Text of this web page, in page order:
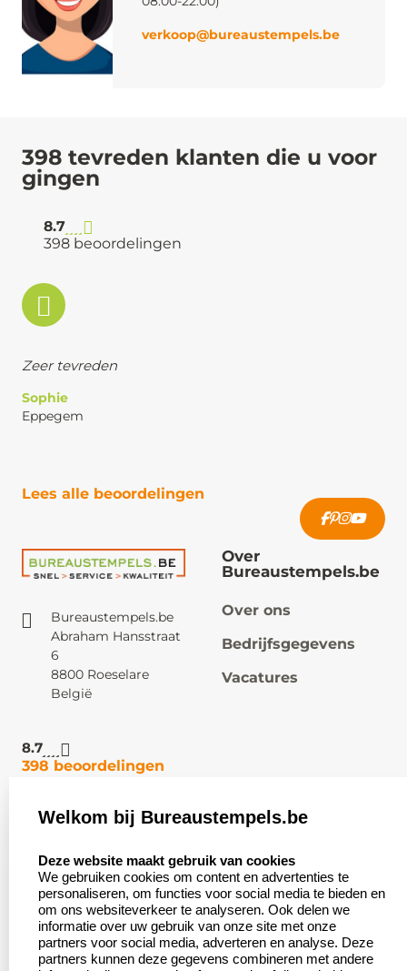
verkoop@bureaustempels.be
398 tevreden klanten die u voor
gingen
8.7
398 beoordelingen
Zeer tevreden
Sophie
Eppegem
Lees alle beoordelingen
Bureaustempels.be
Abraham Hansstraat
6
8800 Roeselare
België
8.7
398 beoordelingen
Over
Bureaustempels.be
Over ons
Bedrijfsgegevens
Vacatures
Klantenservice:
Contact
Veel gestelde vragen
Retourneren
Herroepingsrecht
Zakelijk:
Aanvraag op maat
Wederverkoper
worden
Betaling &
Verzending
Welkom bij Bureaustempels.be
Deze website maakt gebruik van cookies
We gebruiken cookies om content en advertenties te
personaliseren, om functies voor social media te bieden en
om ons websiteverkeer te analyseren. Ook delen we
informatie over uw gebruik van onze site met onze
partners voor social media, adverteren en analyse. Deze
partners kunnen deze gegevens combineren met andere